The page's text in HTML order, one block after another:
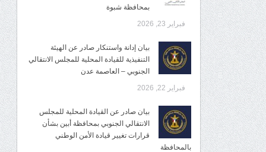
بمحافظة شبوة
فبراير 23, 2026
بيان إدانة واستنكار صادر عن الهيئة
التنفيذية للقيادة المحلية للمجلس الانتقالي
الجنوبي – العاصمة عدن
فبراير 22, 2026
بيان صادر عن القيادة المحلية للمجلس
الانتقالي الجنوبي بمحافظة أبين بشأن
قرارات تغيير قيادة الأمن الوطني
بالمحافظة